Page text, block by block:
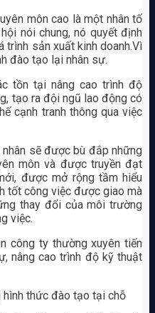
môn cao là một nhân tố
nói chung, nó quyết định
trình sản xuất kinh doanh.Vì
đào tạo lại nhân sự.
tồn tại nâng cao trình độ
tạo ra đội ngũ lao động có
cạnh tranh thông qua việc
sẽ được bù đắp những
môn và được truyền đạt
được mở rộng tầm hiểu
tốt công việc được giao mà
thay đổi của môi trường
việc.
công ty thường xuyên tiến
nâng cao trình độ kỹ thuật
hình thức đào tạo tại chỗ